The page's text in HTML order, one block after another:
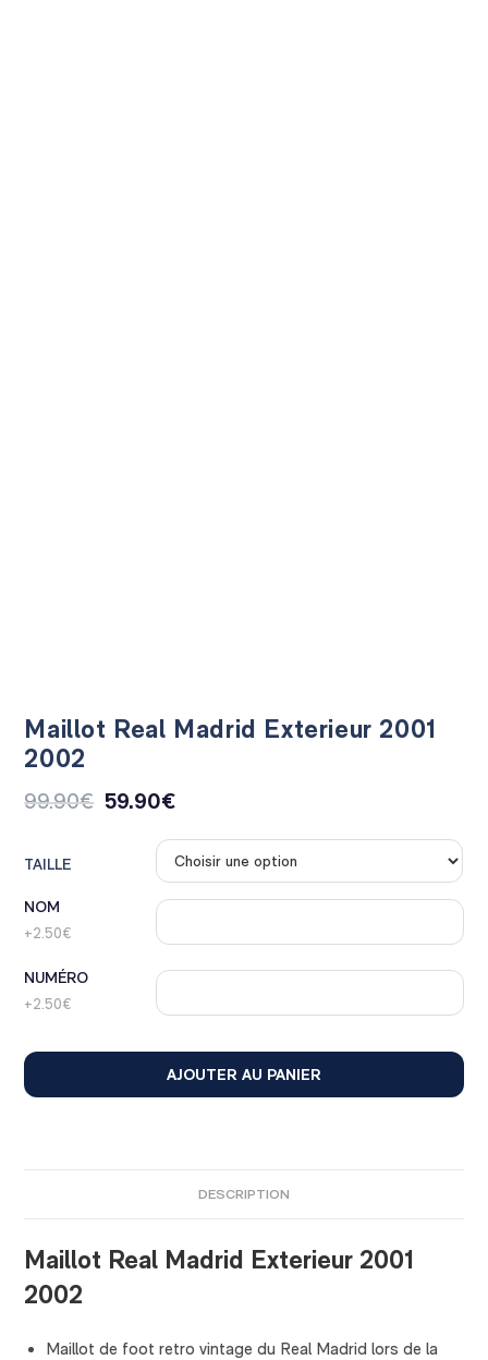
Maillot Real Madrid Exterieur 2001
2002
99.90€ 59.90€
TAILLE
NOM
+2.50€
NUMÉRO
+2.50€
AJOUTER AU PANIER
DESCRIPTION
Maillot Real Madrid Exterieur 2001
2002
Maillot de foot retro vintage du Real Madrid lors de la